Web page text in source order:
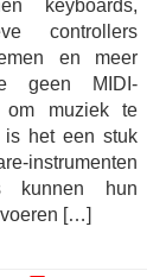
keyboards,
controllers
en meer
geen MIDI-
om muziek te
is het een stuk
instrumenten
kunnen hun
[…]